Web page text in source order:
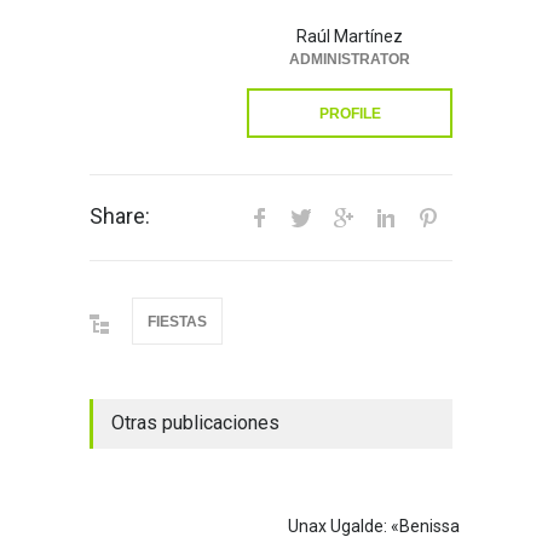
Raúl Martínez
ADMINISTRATOR
PROFILE
Share:
FIESTAS
Otras publicaciones
Unax Ugalde: «Benissa